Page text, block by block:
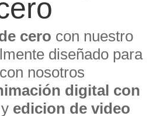
cero con nuestro
diseñado para
nosotros
digital con
y edicion de video